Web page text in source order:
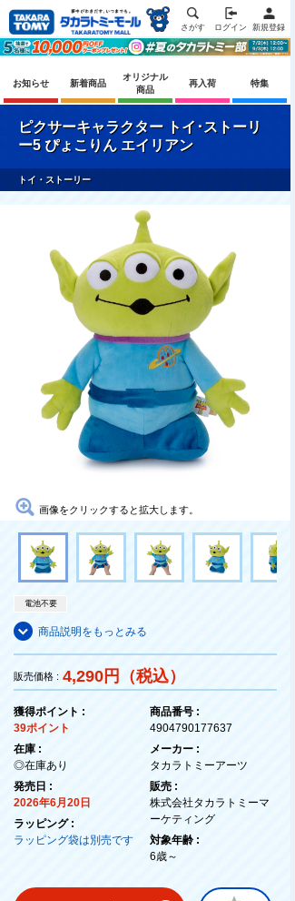
さがす ログイン 新規登録
お知らせ 新着商品
オリジナル
商品
再入荷 特集
ピクサーキャラクター トイ･ストーリ
ー5 ぴょこりん エイリアン
トイ・ストーリー
画像をクリックすると拡大します。
電池不要
商品説明をもっとみる
販売価格 : 4,290円（税込）
獲得ポイント :
39ポイント
在庫 :
◎在庫あり
発売日 :
2026年6月20日
ラッピング :
ラッピング袋は別売です
商品番号 :
4904790177637
メーカー :
タカラトミーアーツ
販売 :
株式会社タカラトミーマ
ーケティング
対象年齢 :
6歳～